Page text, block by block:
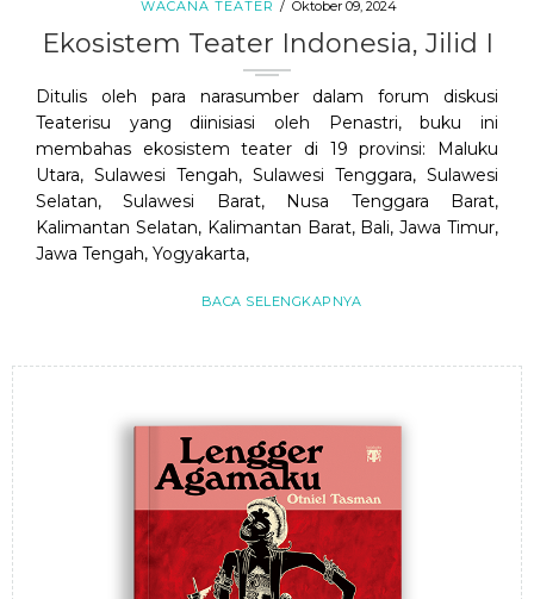
WACANA TEATER Oktober 09, 2024
Ekosistem Teater Indonesia, Jilid I
Ditulis oleh para narasumber dalam forum diskusi
Teaterisu yang diinisiasi oleh Penastri, buku ini
membahas ekosistem teater di 19 provinsi: Maluku
Utara, Sulawesi Tengah, Sulawesi Tenggara, Sulawesi
Selatan, Sulawesi Barat, Nusa Tenggara Barat,
Kalimantan Selatan, Kalimantan Barat, Bali, Jawa Timur,
Jawa Tengah, Yogyakarta,
BACA SELENGKAPNYA